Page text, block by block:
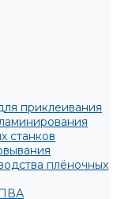
приклеивания
станков
плёночных